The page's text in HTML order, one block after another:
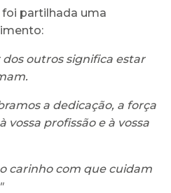
partilhada uma
outros significa estar
a dedicação, a força
vossa profissão e à vossa
carinho com que cuidam